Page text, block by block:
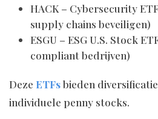
HACK – Cybersecurity
supply chains beveiligen)
ESGU – ESG U.S. Stock
compliant bedrijven)
Deze ETFsbieden
individuele penny stocks.